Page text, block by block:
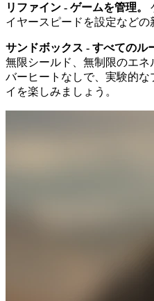
リファイン - ゲームを管理。
イヤースピードを設定などの
サンドボックス - すべてのル
無限シールド、無制限のエ
バーヒートなしで、実験的
イを楽しみましょう。